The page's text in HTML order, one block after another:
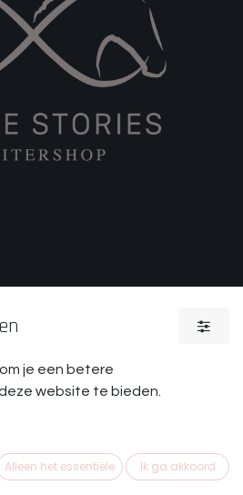
Beschermers
je een betere
website te bieden.
Alleen het essentiële Ik ga akkoord